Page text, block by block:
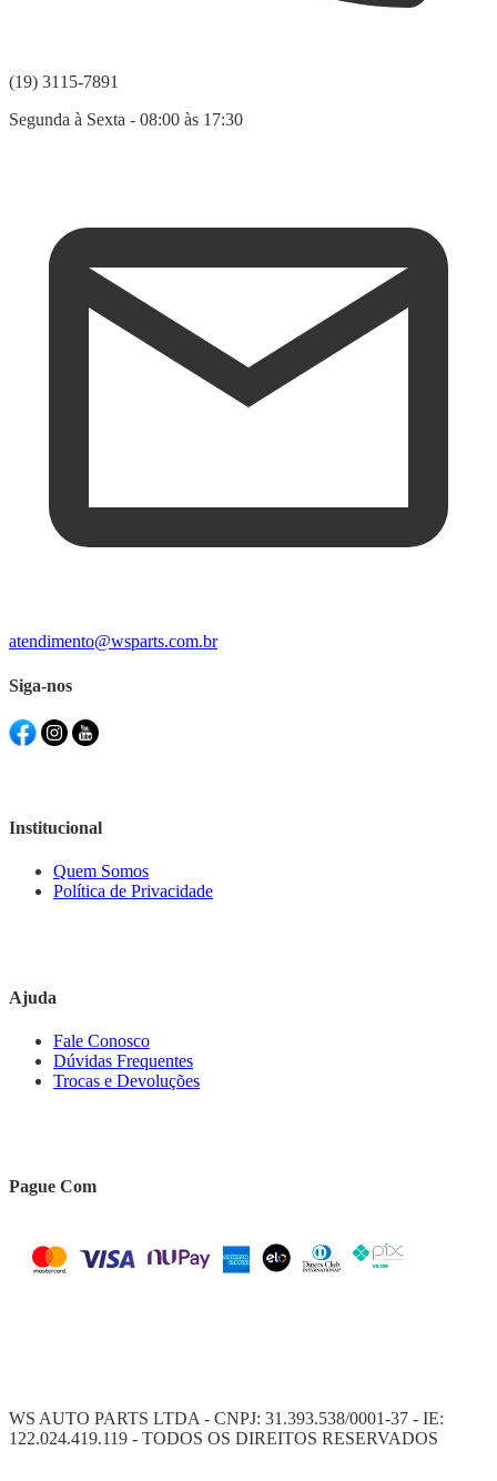
(19) 3115-7891
Segunda à Sexta - 08:00 às 17:30
atendimento@wsparts.com.br
Siga-nos
Institucional
Quem Somos
Política de Privacidade
Ajuda
Fale Conosco
Dúvidas Frequentes
Trocas e Devoluções
Pague Com
WS AUTO PARTS LTDA - CNPJ: 31.393.538/0001-37 - IE:
122.024.419.119 - TODOS OS DIREITOS RESERVADOS